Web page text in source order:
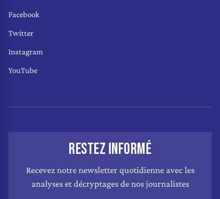
Facebook
Twitter
Instagram
YouTube
RESTEZ INFORMÉ
Recevez notre newsletter quotidienne avec les
analyses et décryptages de nos journalistes